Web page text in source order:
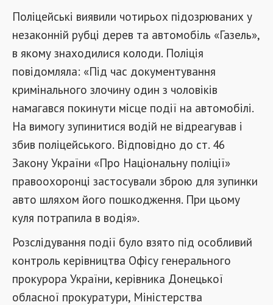
Поліцейські виявили чотирьох підозрюваних у
незаконній рубці дерев та автомобіль «Газель»,
в якому знаходилися колоди. Поліція
повідомляла: «Під час документування
кримінального злочину один з чоловіків
намагався покинути місце події на автомобілі.
На вимогу зупинитися водій не відреагував і
збив поліцейського. Відповідно до ст. 46
Закону України «Про Національну поліції»
правоохоронці застосували зброю для зупинки
авто шляхом його пошкодження. При цьому
куля потрапила в водія».
Розслідування події було взято під особливий
контроль керівництва Офісу генерального
прокурора України, керівника Донецької
обласної прокуратури, Міністерства